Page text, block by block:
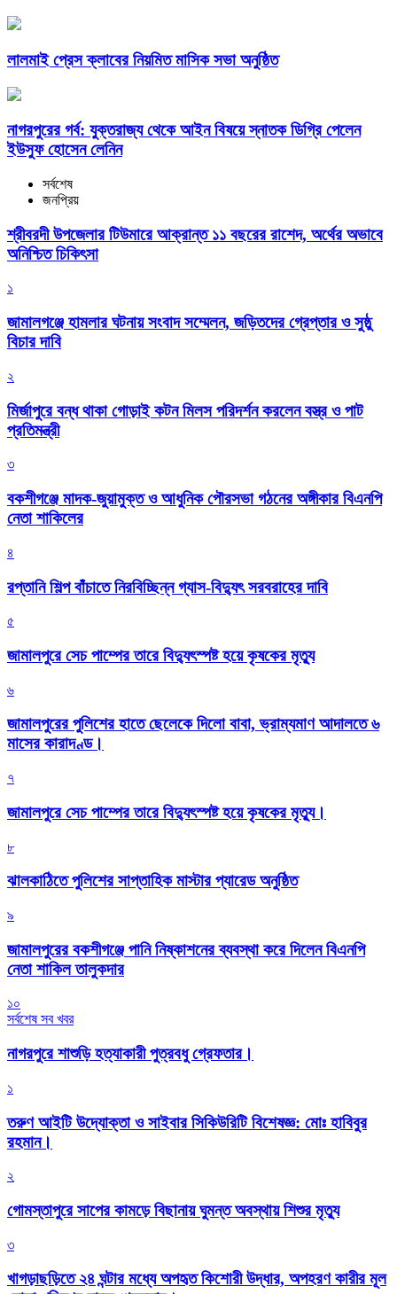
লালমাই প্রেস ক্লাবের নিয়মিত মাসিক সভা অনুষ্ঠিত
নাগরপুরের গর্ব: যুক্তরাজ্য থেকে আইন বিষয়ে স্নাতক ডিগ্রি পেলেন
ইউসুফ হোসেন লেনিন
সর্বশেষ
জনপ্রিয়
শ্রীবরদী উপজেলার টিউমারে আক্রান্ত ১১ বছরের রাশেদ, অর্থের অভাবে
অনিশ্চিত চিকিৎসা
১
জামালগঞ্জে হামলার ঘটনায় সংবাদ সম্মেলন, জড়িতদের গ্রেপ্তার ও সুষ্ঠু
বিচার দাবি
২
মির্জাপুরে বন্ধ থাকা গোড়াই কটন মিলস পরিদর্শন করলেন বস্ত্র ও পাট
প্রতিমন্ত্রী
৩
বকশীগঞ্জে মাদক-জুয়ামুক্ত ও আধুনিক পৌরসভা গঠনের অঙ্গীকার বিএনপি
নেতা শাকিলের
৪
রপ্তানি শিল্প বাঁচাতে নিরবিচ্ছিন্ন গ্যাস-বিদ্যুৎ সরবরাহের দাবি
৫
জামালপুরে সেচ পাম্পের তারে বিদ্যুৎস্পষ্ট হয়ে কৃষকের মৃত্যু
৬
জামালপুরের পুলিশের হাতে ছেলেকে দিলো বাবা, ভ্রাম্যমাণ আদালতে ৬
মাসের কারাদণ্ড।
৭
জামালপুরে সেচ পাম্পের তারে বিদ্যুৎস্পষ্ট হয়ে কৃষকের মৃত্যু।
৮
‎ঝালকাঠিতে পুলিশের সাপ্তাহিক মাস্টার প্যারেড অনুষ্ঠিত
৯
জামালপুরের বকশীগঞ্জে পানি নিষ্কাশনের ব্যবস্থা করে দিলেন বিএনপি
নেতা শাকিল তালুকদার
১০
সর্বশেষ সব খবর
নাগরপুরে শাশুড়ি হত্যাকারী পুত্রবধু গ্রেফতার।
১
তরুণ আইটি উদ্যোক্তা ও সাইবার সিকিউরিটি বিশেষজ্ঞ: মোঃ হাবিবুর
রহমান।
২
গোমস্তাপুরে সাপের কামড়ে বিছানায় ঘুমন্ত অবস্থায় শিশুর মৃত্যু
৩
খাগড়াছড়িতে ২৪ ঘন্টার মধ্যে অপহৃত কিশোরী উদ্ধার, অপহরণ কারীর মূল